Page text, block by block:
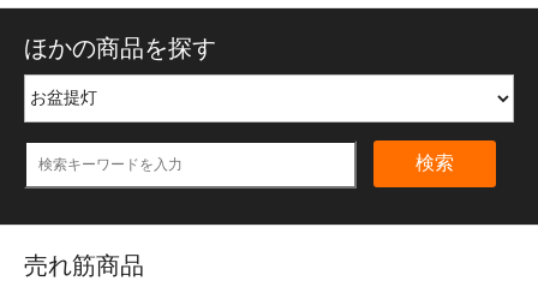
ほかの商品を探す
検索
売れ筋商品